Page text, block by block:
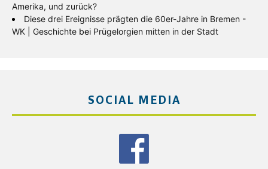
Amerika, und zurück?
Diese drei Ereignisse prägten die 60er-Jahre in Bremen -
WK | Geschichte bei Prügelorgien mitten in der Stadt
SOCIAL MEDIA